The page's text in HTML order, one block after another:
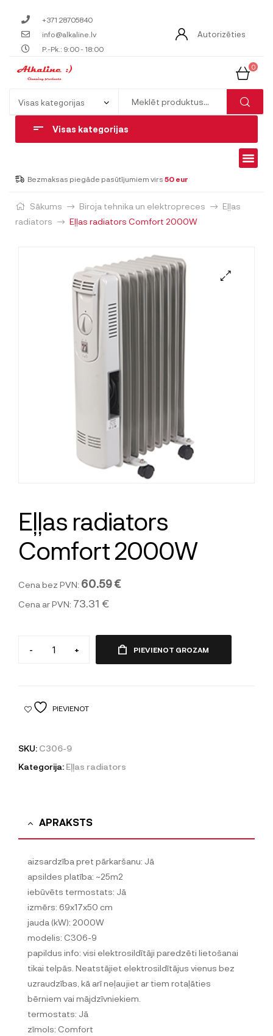
+371 28705840
info@alkaline.lv
P.-Pk.: 9:00 - 18:00
Autorizēties
0
Visas kategorijas
Bezmaksas piegāde pasūtījumiem virs 50 eur
Sākums Biroja tehnika un elektropreces
Eļļas
radiators
Eļļas radiators Comfort 2000W
Eļļas radiators
Comfort 2000W
Cena bez PVN: 60.59 €
Cena ar PVN: 73.31 €
- + PIEVIENOT GROZAM
PIEVIENOT
SKU: C306-9
Kategorija: Eļļas radiators
APRAKSTS
aizsardzība pret pārkaršanu: Jā
apsildes platība: ~25m2
iebūvēts termostats: Jā
izmērs: 69x17x50 cm
jauda (kW): 2000W
modelis: C306-9
papildus info: visi elektrosildītāji paredzēti lietošanai
tikai telpās. Neatstājiet elektrosildītājus vienus bez
uzraudzības, kā arī neļaujiet ar tiem rotaļāties
bērniem vai mājdzīvniekiem.
termostats: Jā
zīmols: Comfort